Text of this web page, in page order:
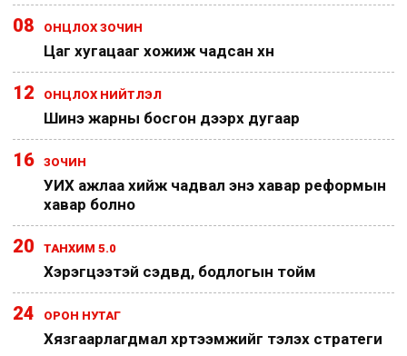
08 ОНЦЛОХ ЗОЧИН
Цаг хугацааг хожиж чадсан хүн
12 ОНЦЛОХ НИЙТЛЭЛ
Шинэ жарны босгон дээрх дугаар
16 ЗОЧИН
УИХ ажлаа хийж чадвал энэ хавар реформын
хавар болно
20 ТАНХИМ 5.0
Хэрэгцээтэй сэдвүүд, бодлогын тойм
24 ОРОН НУТАГ
Хязгаарлагдмал хүртээмжийг тэлэх стратеги